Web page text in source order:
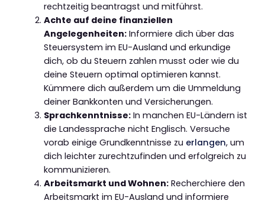
rechtzeitig beantragst und mitführst.
Achte auf deine finanziellen
Angelegenheiten:Informiere dich über das
Steuersystem im EU-Ausland und erkundige
dich, ob du Steuern zahlen musst oder wie du
deine Steuern optimal optimieren kannst.
Kümmere dich außerdem um die Ummeldung
deiner Bankkonten und Versicherungen.
Sprachkenntnisse:In manchen EU-Ländern ist
die Landessprache nicht Englisch. Versuche
vorab einige Grundkenntnisse zu erlangen, um
dich leichter zurechtzufinden und erfolgreich zu
kommunizieren.
Arbeitsmarkt und Wohnen:Recherchiere den
Arbeitsmarkt im EU-Ausland und informiere